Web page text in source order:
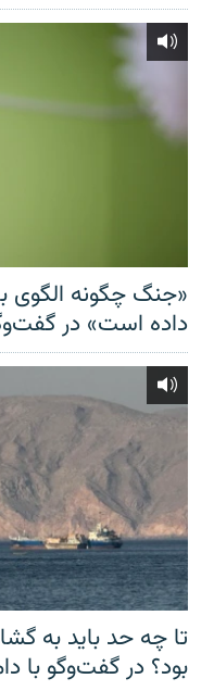
«جنگ چگونه الگوی
داده است» در
تا چه حد باید به
بود؟ در گفت‌وگو با